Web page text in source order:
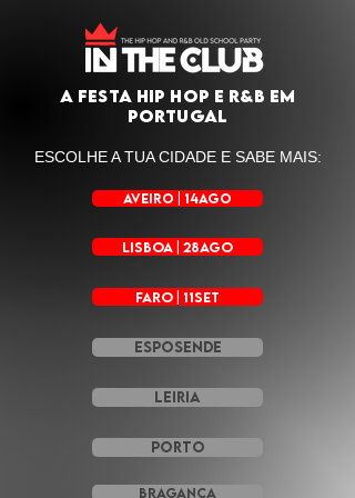
A festa hip hop e r&b em
portugal
ESCOLHE A TUA CIDADE E SABE MAIS:
AVEIRO | 14AGO
LISBOA | 28AGO
FARO | 11SET
ESPOSENDE
LEIRIA
PORTO
BRAGANÇA